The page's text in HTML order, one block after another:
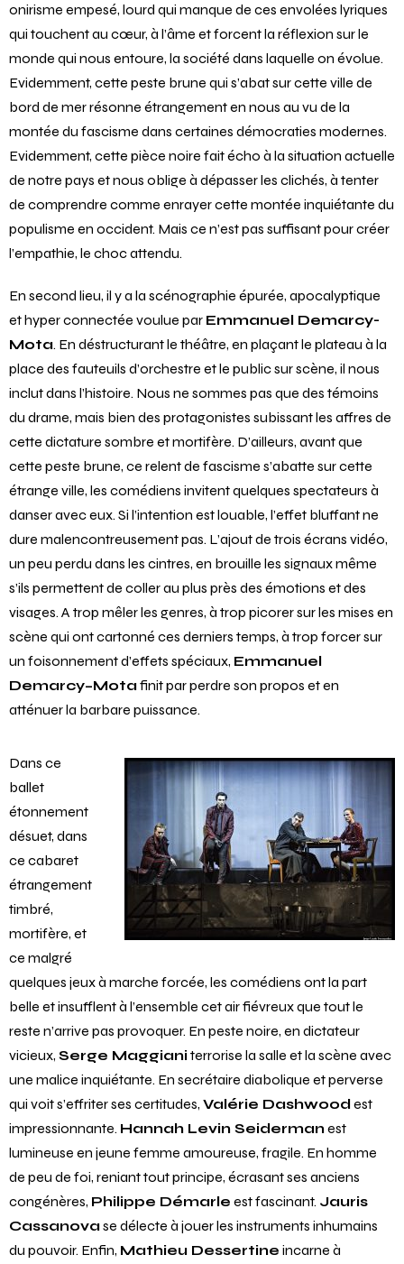
onirisme empesé, lourd qui manque de ces envolées lyriques
qui touchent au cœur, à l’âme et forcent la réflexion sur le
monde qui nous entoure, la société dans laquelle on évolue.
Evidemment, cette peste brune qui s’abat sur cette ville de
bord de mer résonne étrangement en nous au vu de la
montée du fascisme dans certaines démocraties modernes.
Evidemment, cette pièce noire fait écho à la situation actuelle
de notre pays et nous oblige à dépasser les clichés, à tenter
de comprendre comme enrayer cette montée inquiétante du
populisme en occident. Mais ce n’est pas suffisant pour créer
l’empathie, le choc attendu.
En second lieu, il y a la scénographie épurée, apocalyptique
et hyper connectée voulue par Emmanuel Demarcy-
Mota. En déstructurant le théâtre, en plaçant le plateau à la
place des fauteuils d’orchestre et le public sur scène, il nous
inclut dans l’histoire. Nous ne sommes pas que des témoins
du drame, mais bien des protagonistes subissant les affres de
cette dictature sombre et mortifère. D’ailleurs, avant que
cette peste brune, ce relent de fascisme s’abatte sur cette
étrange ville, les comédiens invitent quelques spectateurs à
danser avec eux. Si l’intention est louable, l’effet bluffant ne
dure malencontreusement pas. L’ajout de trois écrans vidéo,
un peu perdu dans les cintres, en brouille les signaux même
s’ils permettent de coller au plus près des émotions et des
visages. A trop mêler les genres, à trop picorer sur les mises en
scène qui ont cartonné ces derniers temps, à trop forcer sur
un foisonnement d’effets spéciaux, Emmanuel
Demarcy–Motafinit par perdre son propos et en
atténuer la barbare puissance.
Dans ce
ballet
étonnement
désuet, dans
ce cabaret
étrangement
timbré,
mortifère, et
ce malgré
quelques jeux à marche forcée, les comédiens ont la part
belle et insufflent à l’ensemble cet air fiévreux que tout le
reste n’arrive pas provoquer. En peste noire, en dictateur
vicieux, Serge Maggianiterrorise la salle et la scène avec
une malice inquiétante. En secrétaire diabolique et perverse
qui voit s’effriter ses certitudes, Valérie Dashwoodest
impressionnante. Hannah Levin Seidermanest
lumineuse en jeune femme amoureuse, fragile. En homme
de peu de foi, reniant tout principe, écrasant ses anciens
congénères, Philippe Démarle est fascinant. Jauris
Cassanovase délecte à jouer les instruments inhumains
du pouvoir. Enfin, Mathieu Dessertine incarne à